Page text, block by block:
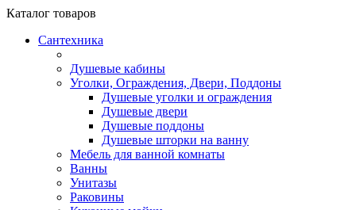
Каталог товаров
Сантехника
Душевые кабины
Уголки, Ограждения, Двери, Поддоны
Душевые уголки и ограждения
Душевые двери
Душевые поддоны
Душевые шторки на ванну
Мебель для ванной комнаты
Ванны
Унитазы
Раковины